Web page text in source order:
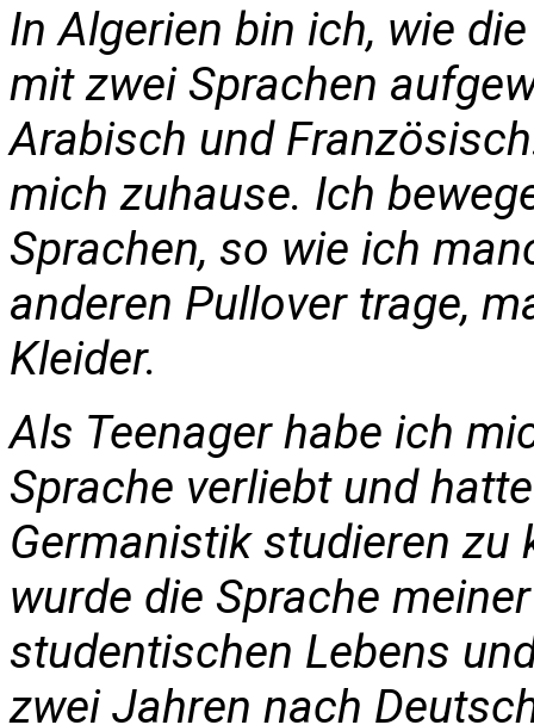
In Algerien bin ich, wie
mit zwei Sprachen
Arabisch und
mich zuhause. Ich
Sprachen, so wie ich
anderen Pullover trage,
Kleider.
Als Teenager habe ich
Sprache verliebt und
Germanistik studieren zu
wurde die Sprache
studentischen Lebens
zwei Jahren nach